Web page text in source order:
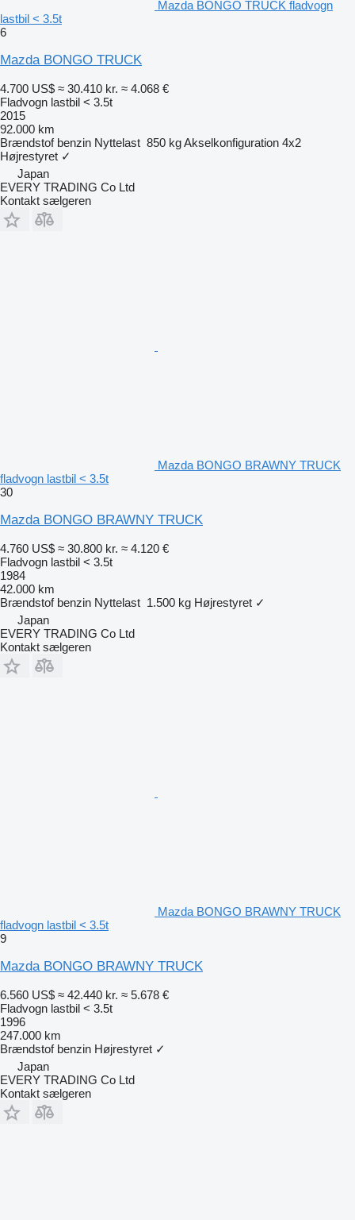
Mazda BONGO TRUCK fladvogn
lastbil < 3.5t
6
Mazda BONGO TRUCK
4.700 US$ ≈ 30.410 kr. ≈ 4.068 €
Fladvogn lastbil < 3.5t
2015
92.000 km
Brændstof benzin Nyttelast 850 kgAkselkonfiguration 4x2
Højrestyret ✓
Japan
EVERY TRADING Co Ltd
Kontakt sælgeren
Mazda BONGO BRAWNY TRUCK
fladvogn lastbil < 3.5t
30
Mazda BONGO BRAWNY TRUCK
4.760 US$ ≈ 30.800 kr. ≈ 4.120 €
Fladvogn lastbil < 3.5t
1984
42.000 km
Brændstof benzin Nyttelast 1.500 kg Højrestyret ✓
Japan
EVERY TRADING Co Ltd
Kontakt sælgeren
Mazda BONGO BRAWNY TRUCK
fladvogn lastbil < 3.5t
9
Mazda BONGO BRAWNY TRUCK
6.560 US$ ≈ 42.440 kr. ≈ 5.678 €
Fladvogn lastbil < 3.5t
1996
247.000 km
Brændstof benzin Højrestyret ✓
Japan
EVERY TRADING Co Ltd
Kontakt sælgeren